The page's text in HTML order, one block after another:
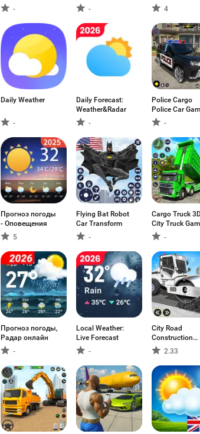
-
Выпечка
-
4
Daily Weather
-
Daily Forecast:
Weather&Radar
-
Police Cargo
Police Car
-
Прогноз погоды
- Оповещения
5
Flying Bat Robot
Car Transform
-
Cargo Truck
City Truck
-
Прогноз погоды,
Радар онлайн
-
Local Weather:
Live Forecast
-
City Road
Construction
Games
2.33